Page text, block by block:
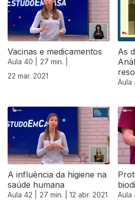
Vacinas e medicamentos
Aula 40 |
27 min. |
22 mar. 2021
As
Aula
A influência da higiene na
saúde humana
Aula 42 | 27 min. | 12 abr. 2021 Aula